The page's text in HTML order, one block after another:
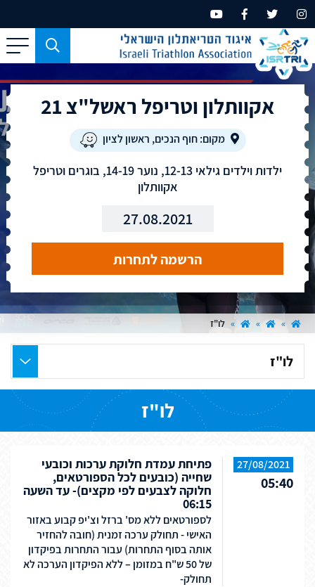
כפתור
משמש
עבור
מכשירים
בעלי
בלבד
אקוותלון וטריפל ראשל"צ 21
מקום: חוף הנכים, ראשון לציון
ילדות וילדים גילאי 12-13, נוער 14-19, בוגרים וטריפל
אקוותלון
27.08.2021
הרשמה לתחרות
»
»
» לו"ז
בחר
את
העמוד
הרצוי
לו"ז
27/08/2021
05:40
פתיחת עמדת חלוקת ערכות וכובעי
שחייה (כובעים לכל הספורטאים,
חלוקה לצבעים לפי מקצים)- עד השעה
06:15
לספורטאים ללא מס' ברזל וצ'יפ קבוע באזור
האישי - תחולק ערכה זמנית (חובה להחזיר
אותה בסוף התחרות) עבור התחרות בפיקדון
של 50 ש"ח במזומן – ללא הפיקדון הערכה לא
תחולק-